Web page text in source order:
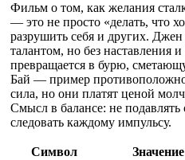
Фильм о том, как желания
— это не просто «делать, что
разрушить себя и других.
талантом, но без наставления
превращается в бурю,
Бай — пример
сила, но они платят ценой
Смысл в балансе: не подавлять
следовать каждому импульсу.
Символ Значение